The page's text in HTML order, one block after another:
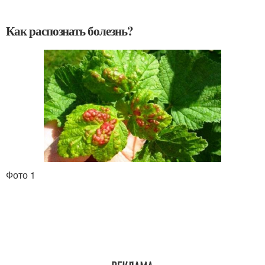
Как распознать болезнь?
Фото 1